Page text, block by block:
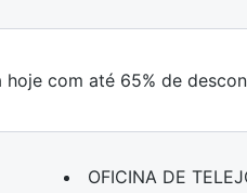
hoje com até 65% de
OFICINA DE